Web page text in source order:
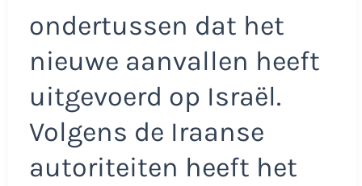
ondertussen dat het
nieuwe aanvallen heeft
uitgevoerd op Israël.
Volgens de Iraanse
autoriteiten heeft het